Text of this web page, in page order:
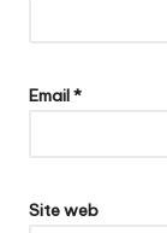
Email*
Site web